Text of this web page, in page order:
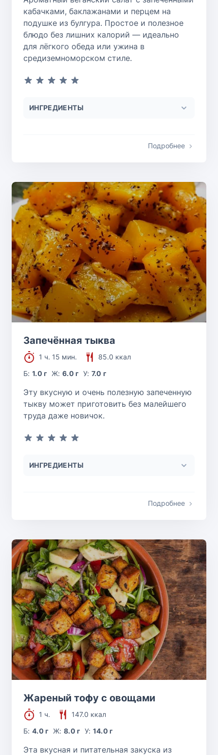
кабачками, баклажанами и перцем на
подушке из булгура. Простое и полезное
блюдо без лишних калорий — идеально
для лёгкого обеда или ужина в
средиземноморском стиле.
ИНГРЕДИЕНТЫ
Подробнее
Запечённая тыква
1 ч. 15 мин.
85.0 ккал
Б:1.0 г Ж: 6.0 г У: 7.0 г
Эту вкусную и очень полезную запеченную
тыкву может приготовить без малейшего
труда даже новичок.
ИНГРЕДИЕНТЫ
Подробнее
Жареный тофу с овощами
1 ч.
147.0 ккал
Б:4.0 г Ж: 8.0 г У: 14.0 г
Эта вкусная и питательная закуска из